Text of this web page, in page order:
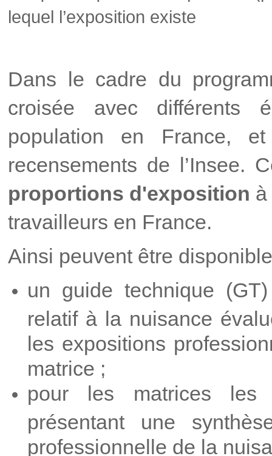
lequel l’exposition existe
Dans le cadre du
croisée avec différents
population en France, et
recensements de l’Insee.
proportions d'exposition
travailleurs en France.
Ainsi peuvent être
un guide technique
relatif à la nuisance
les expositions
matrice ;
pour les matrices les
présentant une
professionnelle de la